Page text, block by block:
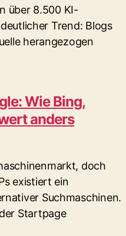
über 8.500 KI-
Trend: Blogs
herangezogen
Wie Bing,
anders
doch
existiert ein
Suchmaschinen.
Startpage